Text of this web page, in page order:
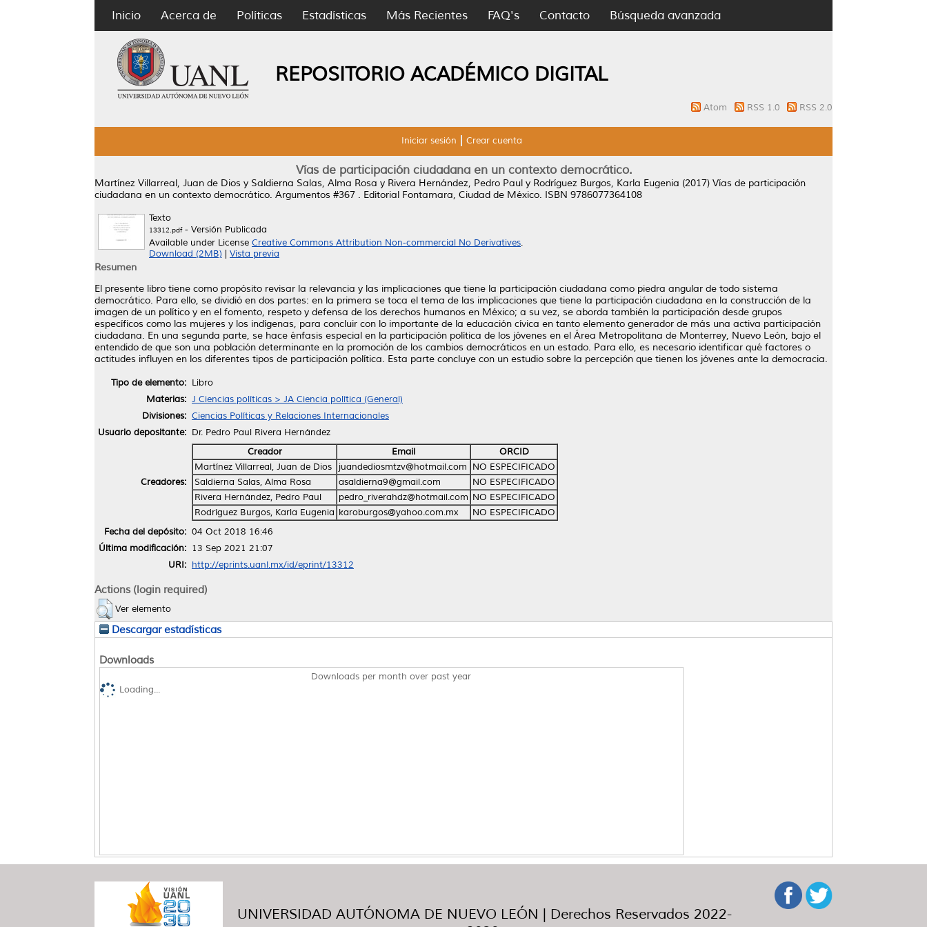
Inicio Acerca de Políticas Estadísticas Más Recientes FAQ's Contacto Búsqueda avanzada
REPOSITORIO ACADÉMICO DIGITAL
Atom RSS 1.0 RSS 2.0
Iniciar sesión Crear cuenta
Vías de participación ciudadana en un contexto democrático.
Martínez Villarreal, Juan de Dios y Saldierna Salas, Alma Rosa y Rivera Hernández, Pedro Paul y Rodríguez Burgos, Karla Eugenia (2017) Vías de participación
ciudadana en un contexto democrático. Argumentos #367 . Editorial Fontamara, Ciudad de México. ISBN 9786077364108
Texto
13312.pdf- Versión Publicada
Available under License Creative Commons Attribution Non-commercial No Derivatives.
Download (2MB)
Vista previa
Resumen
El presente libro tiene como propósito revisar la relevancia y las implicaciones que tiene la participación ciudadana como piedra angular de todo sistema
democrático. Para ello, se dividió en dos partes: en la primera se toca el tema de las implicaciones que tiene la participación ciudadana en la construcción de la
imagen de un político y en el fomento, respeto y defensa de los derechos humanos en México; a su vez, se aborda también la participación desde grupos
específicos como las mujeres y los indígenas, para concluir con lo importante de la educación cívica en tanto elemento generador de más una activa participación
ciudadana. En una segunda parte, se hace énfasis especial en la participación política de los jóvenes en el Área Metropolitana de Monterrey, Nuevo León, bajo el
entendido de que son una población determinante en la promoción de los cambios democráticos en un estado. Para ello, es necesario identificar qué factores o
actitudes influyen en los diferentes tipos de participación política. Esta parte concluye con un estudio sobre la percepción que tienen los jóvenes ante la democracia.
Tipo de elemento: Libro
Materias: J Ciencias políticas > JA Ciencia política (General)
Divisiones: Ciencias Políticas y Relaciones Internacionales
Usuario depositante: Dr. Pedro Paul Rivera Hernández
Creadores:
Creador Email
ORCID
Martínez Villarreal, Juan de Dios
juandediosmtzv@hotmail.com
NO ESPECIFICADO
Saldierna Salas, Alma Rosa
asaldierna9@gmail.com
NO ESPECIFICADO
Rivera Hernández, Pedro Paul
pedro_riverahdz@hotmail.com NO ESPECIFICADO
Rodríguez Burgos, Karla Eugenia karoburgos@yahoo.com.mx
NO ESPECIFICADO
Fecha del depósito: 04 Oct 2018 16:46
Última modificación: 13 Sep 2021 21:07
URI: http://eprints.uanl.mx/id/eprint/13312
Actions (login required)
Ver elemento
Descargar estadísticas
Downloads
Downloads per month over past year
Loading...
UNIVERSIDAD AUTÓNOMA DE NUEVO LEÓN | Derechos Reservados 2022-